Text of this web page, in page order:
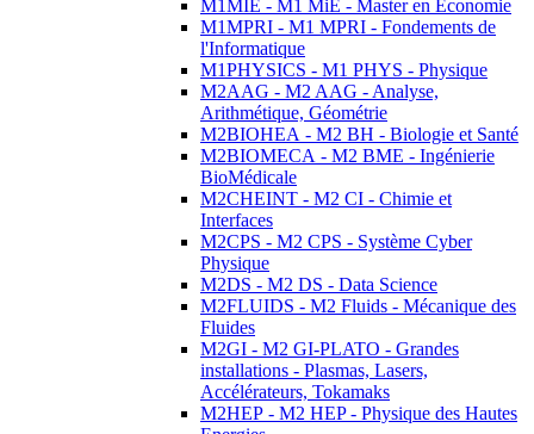
M1MIE - M1 MiE - Master en Economie
M1MPRI - M1 MPRI - Fondements de
l'Informatique
M1PHYSICS - M1 PHYS - Physique
M2AAG - M2 AAG - Analyse,
Arithmétique, Géométrie
M2BIOHEA - M2 BH - Biologie et Santé
M2BIOMECA - M2 BME - Ingénierie
BioMédicale
M2CHEINT - M2 CI - Chimie et
Interfaces
M2CPS - M2 CPS - Système Cyber
Physique
M2DS - M2 DS - Data Science
M2FLUIDS - M2 Fluids - Mécanique des
Fluides
M2GI - M2 GI-PLATO - Grandes
installations - Plasmas, Lasers,
Accélérateurs, Tokamaks
M2HEP - M2 HEP - Physique des Hautes